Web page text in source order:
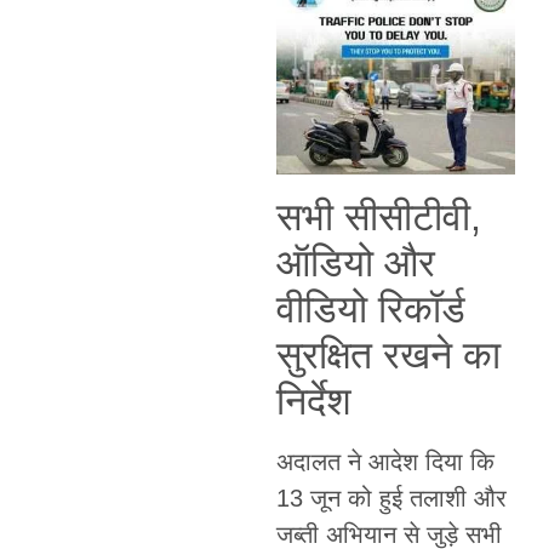
सभी सीसीटीवी,
ऑडियो और
वीडियो रिकॉर्ड
सुरक्षित रखने का
निर्देश
अदालत ने आदेश दिया कि
13 जून को हुई तलाशी और
जब्ती अभियान से जुड़े सभी